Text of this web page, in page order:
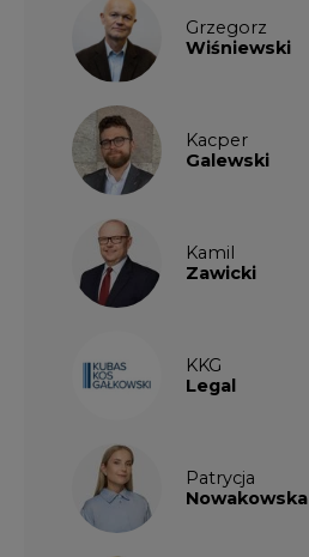
Grzegorz
Wiśniewski
Kacper
Galewski
Kamil
Zawicki
KKG
Legal
Patrycja
Nowakowska